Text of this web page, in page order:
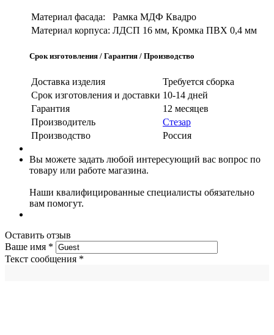
Материал фасада:
Рамка МДФ Квадро
Материал корпуса: ЛДСП 16 мм, Кромка ПВХ 0,4 мм
Срок изготовления / Гарантия / Производство
Доставка изделия
Требуется сборка
Срок изготовления и доставки 10-14 дней
Гарантия
12 месяцев
Производитель
Стезар
Производство
Россия
Вы можете задать любой интересующий вас вопрос по
товару или работе магазина.
Наши квалифицированные специалисты обязательно
вам помогут.
Оставить отзыв
Ваше имя *
Текст сообщения *